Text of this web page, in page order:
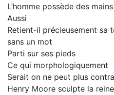
L’homme possède des
Aussi
Retient-il précieusement sa
sans un mot
Parti sur ses pieds
Ce qui morphologiquement
Serait on ne peut plus
Henry Moore sculpte la